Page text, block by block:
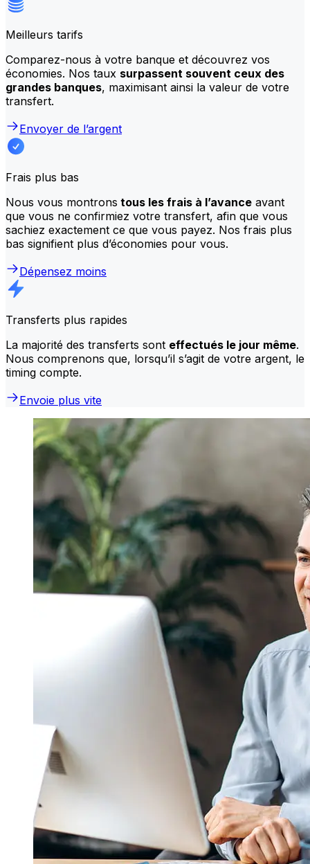
Meilleurs tarifs
Comparez-nous à votre banque et découvrez vos
économies. Nos taux surpassent souvent ceux des
grandes banques, maximisant ainsi la valeur de votre
transfert.
Envoyer de l’argent
Frais plus bas
Nous vous montrons tous les frais à l’avance avant
que vous ne confirmiez votre transfert, afin que vous
sachiez exactement ce que vous payez. Nos frais plus
bas signifient plus d’économies pour vous.
Dépensez moins
Transferts plus rapides
La majorité des transferts sont effectués le jour même.
Nous comprenons que, lorsqu’il s’agit de votre argent, le
timing compte.
Envoie plus vite